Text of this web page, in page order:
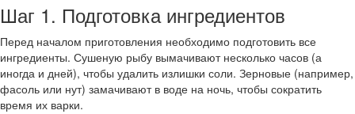
Шаг 1. Подготовка ингредиентов
Перед началом приготовления необходимо подготовить все
ингредиенты. Сушеную рыбу вымачивают несколько часов (а
иногда и дней), чтобы удалить излишки соли. Зерновые (например,
фасоль или нут) замачивают в воде на ночь, чтобы сократить
время их варки.